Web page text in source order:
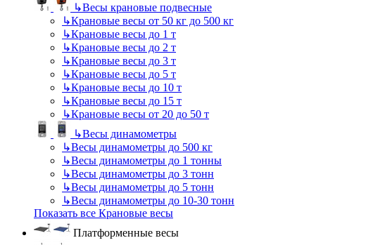
↳Весы крановые подвесные
↳Крановые весы от 50 кг до 500 кг
↳Крановые весы до 1 т
↳Крановые весы до 2 т
↳Крановые весы до 3 т
↳Крановые весы до 5 т
↳Крановые весы до 10 т
↳Крановые весы до 15 т
↳Крановые весы от 20 до 50 т
↳Весы динамометры
↳Весы динамометры до 500 кг
↳Весы динамометры до 1 тонны
↳Весы динамометры до 3 тонн
↳Весы динамометры до 5 тонн
↳Весы динамометры до 10-30 тонн
Показать все Крановые весы
Платформенные весы